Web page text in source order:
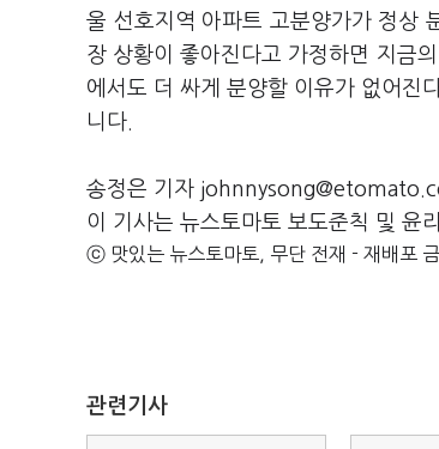
울 선호지역 아파트 고분양가가 정상
장 상황이 좋아진다고 가정하면 지금
에서도 더 싸게 분양할 이유가 없어진
니다.
송정은 기자
이 기사는 뉴스토마토 보도준칙 및 윤
ⓒ 맛있는 뉴스토마토, 무단 전재 - 재배포 금
관련기사